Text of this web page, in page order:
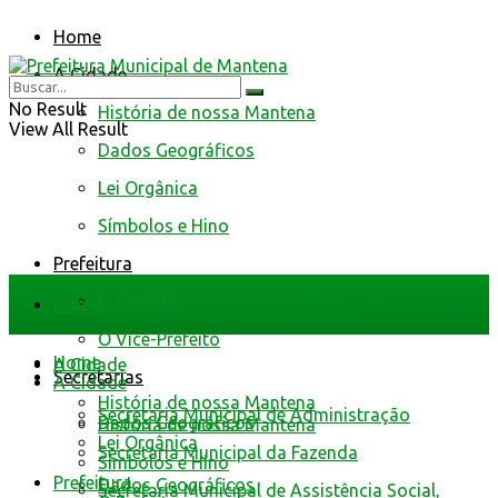
Home
A Cidade
História de nossa Mantena
Dados Geográficos
Lei Orgânica
Símbolos e Hino
Prefeitura
O Vice-Prefeito
Secretarias
Secretaria Municipal de Administração
Secretaria Municipal da Fazenda
Secretaria Municipal de Assistência Social,
No Result
View All Result
Home
A Cidade
História de nossa Mantena
Dados Geográficos
Home
A Cidade
História de nossa Mantena
Dados Geográficos
Lei Orgânica
Símbolos e Hino
Prefeitura